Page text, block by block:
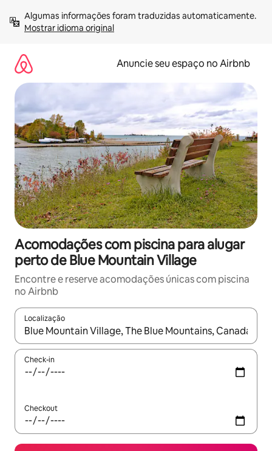
para
Mostrar idioma original
Anuncie seu espaço no Airbnb
Acomodações com piscina para alugar
perto de Blue Mountain Village
Encontre e reserve acomodações únicas com piscina
no Airbnb
Localização
Quando os resultados estiverem disponíveis, explore-os
Check-in
Checkout